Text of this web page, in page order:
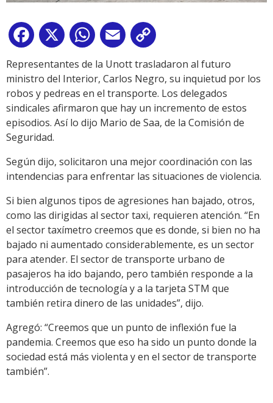
Facebook
X WhatsApp
Email
Link
Representantes de la Unott trasladaron al futuro
ministro del Interior, Carlos Negro, su inquietud por los
robos y pedreas en el transporte. Los delegados
sindicales afirmaron que hay un incremento de estos
episodios. Así lo dijo Mario de Saa, de la Comisión de
Seguridad.
Según dijo, solicitaron una mejor coordinación con las
intendencias para enfrentar las situaciones de violencia.
Si bien algunos tipos de agresiones han bajado, otros,
como las dirigidas al sector taxi, requieren atención. “En
el sector taxímetro creemos que es donde, si bien no ha
bajado ni aumentado considerablemente, es un sector
para atender. El sector de transporte urbano de
pasajeros ha ido bajando, pero también responde a la
introducción de tecnología y a la tarjeta STM que
también retira dinero de las unidades”, dijo.
Agregó: “Creemos que un punto de inflexión fue la
pandemia. Creemos que eso ha sido un punto donde la
sociedad está más violenta y en el sector de transporte
también”.